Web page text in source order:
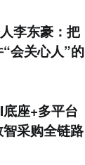
李东豪：把
会关心人”的
座+多平台
采购全链路